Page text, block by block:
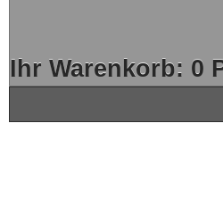
Ihr Warenkorb: 0